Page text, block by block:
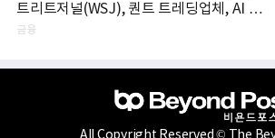
트리트저널(WSJ), 퀀트 트레딩업체, AI 기
업들 인재 확보 경쟁
금융
All Copyright Reserved © The